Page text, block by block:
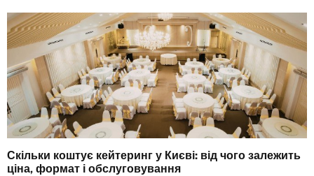
Скільки коштує кейтеринг у Києві: від чого залежить
ціна, формат і обслуговування